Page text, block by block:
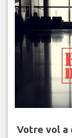
Votre vol a